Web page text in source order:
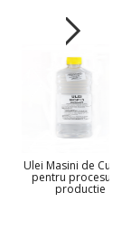
Ulei Masini de Cusut
pentru procesul de
productie